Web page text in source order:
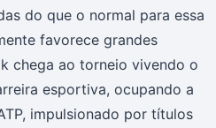
do que o normal para essa
favorece grandes
chega ao torneio vivendo o
esportiva, ocupando a
impulsionado por títulos